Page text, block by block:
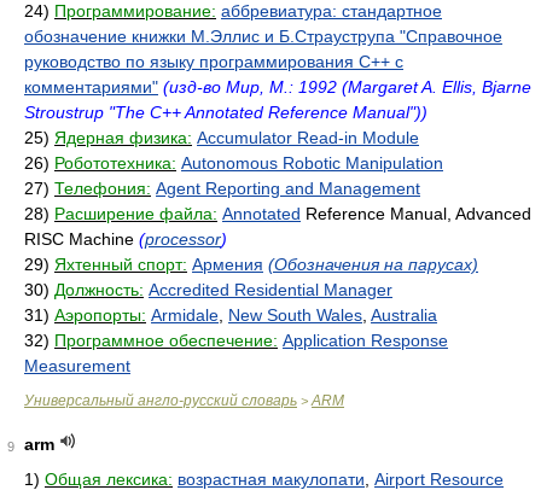
24) Программирование: аббревиатура: стандартное
обозначение книжки М.Эллис и Б.Страуструпа "Справочное
руководство по языку программирования C++ с
комментариями" (изд-во Мир, М.: 1992 (Margaret A. Ellis, Bjarne
Stroustrup "The C++ Annotated Reference Manual"))
25) Ядерная физика: Accumulator Read-in Module
26) Робототехника: Autonomous Robotic Manipulation
27) Телефония: Agent Reporting and Management
28) Расширение файла: Annotated Reference Manual, Advanced
RISC Machine (processor)
29) Яхтенный спорт: Армения (Обозначения на парусах)
30) Должность: Accredited Residential Manager
31) Аэропорты: Armidale New South Wales Australia
32) Программное обеспечение: Application Response
Measurement
Универсальный англо-русский словарь > ARM
9
arm
1) Общая лексика: возрастная макулопати Airport Resource